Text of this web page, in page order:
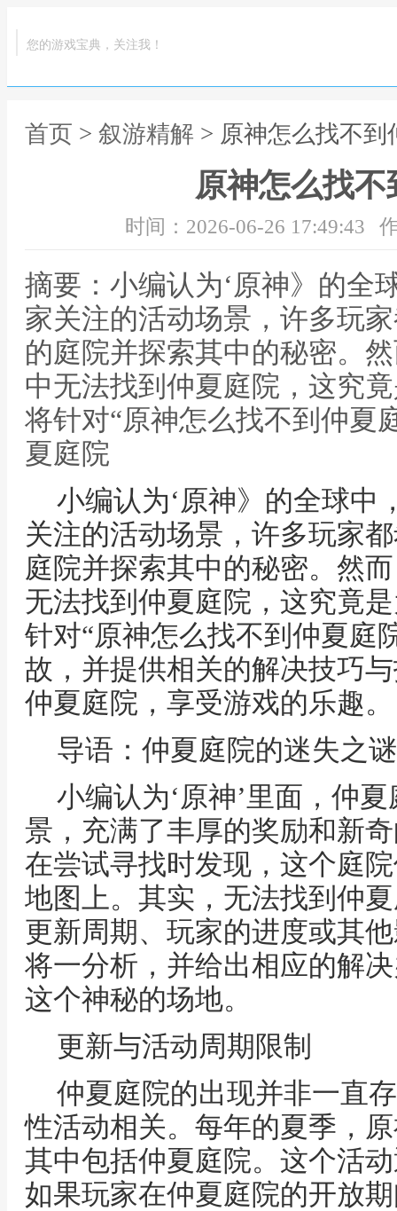
您的游戏宝典，关注我！
首页 > 叙游精解 > 原神怎么找不到
原神怎么找
时间：2026-06-26 17:49:43
摘要：小编认为‘原神》的全
家关注的活动场景，许多玩
的庭院并探索其中的秘密。
中无法找到仲夏庭院，这究
将针对“原神怎么找不到仲夏
夏庭院
小编认为‘原神》的全球中
关注的活动场景，许多玩家
庭院并探索其中的秘密。然
无法找到仲夏庭院，这究竟
针对“原神怎么找不到仲夏庭
故，并提供相关的解决技巧
仲夏庭院，享受游戏的乐趣。
导语：仲夏庭院的迷失之谜
小编认为‘原神’里面，仲
景，充满了丰厚的奖励和新
在尝试寻找时发现，这个庭
地图上。其实，无法找到仲
更新周期、玩家的进度或其
将一分析，并给出相应的解
这个神秘的场地。
更新与活动周期限制
仲夏庭院的出现并非一直
性活动相关。每年的夏季，
其中包括仲夏庭院。这个活
如果玩家在仲夏庭院的开放